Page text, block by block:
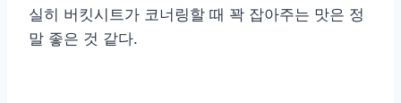
실히 버킷시트가 코너링할 때 꽉 잡아주는 맛은 정
말 좋은 것 같다.